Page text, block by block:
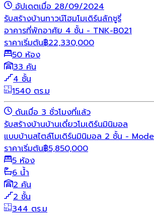
อัปเดตเมื่อ 28/09/2024
รับสร้างบ้านทาวน์โฮมโมเดิร์นลักชูรี่
อาคารที่พักอาศัย 4 ชั้น - TNK-B021
ราคาเริ่มต้น฿22,330,000
50 ห้อง
33 คัน
4 ชั้น
1540 ตร.ม
ดันเมื่อ 3 ชั่วโมงที่แล้ว
รับสร้างบ้านบ้านเดี่ยวโมเดิร์นมินิมอล
แบบบ้านสไตล์โมเดิร์นมินิมอล 2 ชั้น -
ราคาเริ่มต้น฿5,850,000
5 ห้อง
6 น้ำ
2 คัน
2 ชั้น
344 ตร.ม